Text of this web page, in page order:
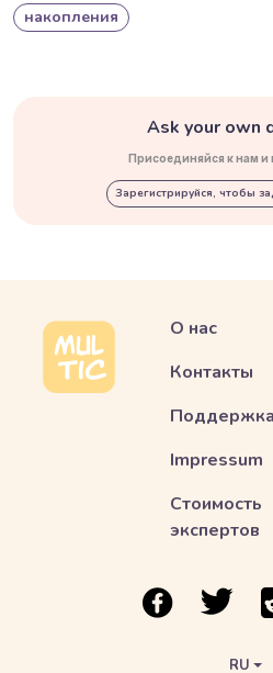
накопления
Ask your own
Присоединяйся к нам и
Зарегистрируйся, чтобы
О нас
Контакты
Поддержка
Impressum
Стоимость
экспертов
ссылка нассылка
RU